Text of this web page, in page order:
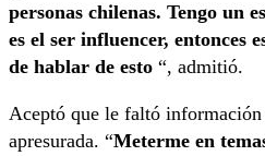
personas chilenas. Tengo un
es el ser influencer, entonces
de hablar de esto “, admitió.
Aceptó que le faltó
apresurada. “Meterme en